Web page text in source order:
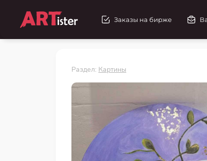
Заказы на бирже
Раздел: Картины